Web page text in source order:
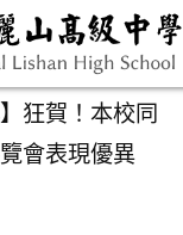
】狂賀！本校同
會表現優異